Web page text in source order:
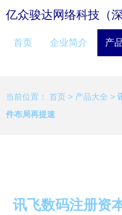
亿众骏达网络科技（
首页 企业简介 产
当前位置： 首页 > 产品大全 >
件布局再提速
讯飞数码注册资